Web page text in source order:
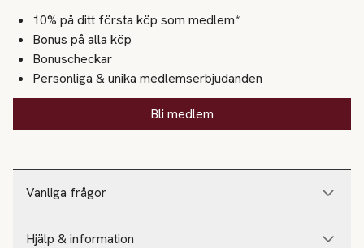
Vanliga frågor
Hjälp & information
10% på ditt första köp som medlem*
Bonus på alla köp
Bonuscheckar
Personliga & unika medlemserbjudanden
Bli medlem